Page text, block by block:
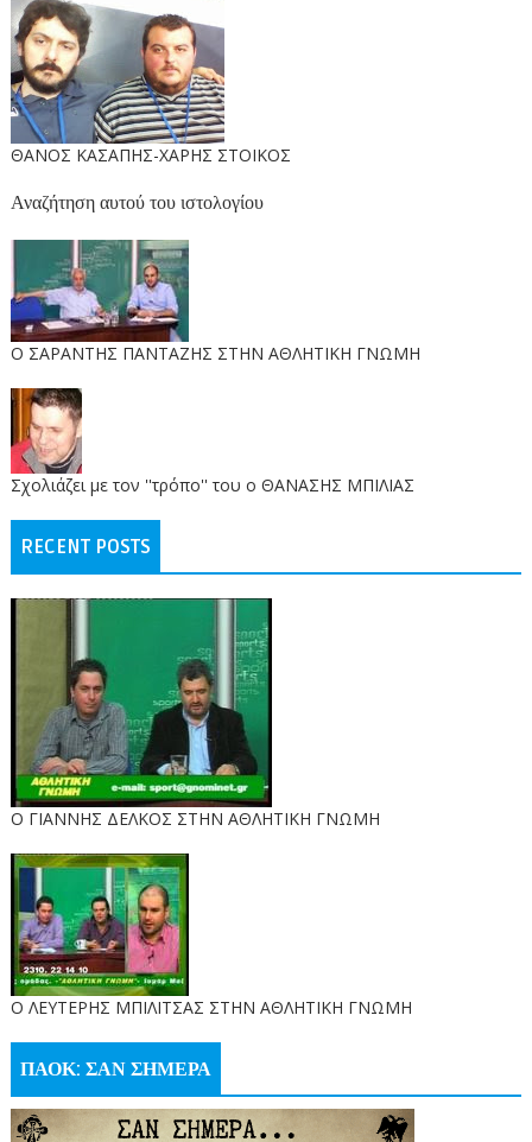
ΘΑΝΟΣ ΚΑΣΑΠΗΣ-ΧΑΡΗΣ ΣΤΟΙΚΟΣ
Αναζήτηση αυτού του ιστολογίου
O ΣΑΡΑΝΤΗΣ ΠΑΝΤΑΖΗΣ ΣΤΗΝ ΑΘΛΗΤΙΚΗ ΓΝΩΜΗ
Σχολιάζει με τον ''τρόπο'' του ο ΘΑΝΑΣΗΣ ΜΠΙΛΙΑΣ
RECENT POSTS
Ο ΓΙΑΝΝΗΣ ΔΕΛΚΟΣ ΣΤΗΝ ΑΘΛΗΤΙΚΗ ΓΝΩΜΗ
O ΛΕΥΤΕΡΗΣ ΜΠΙΛΙΤΣΑΣ ΣΤΗΝ ΑΘΛΗΤΙΚΗ ΓΝΩΜΗ
ΠΑΟΚ: ΣΑΝ ΣΗΜΕΡΑ